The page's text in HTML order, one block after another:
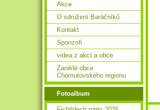
Akce
O sdružení Baráčníků
Kontakt
Sponzoři
videa z akcí a obce
Zaniklé obce
Chomutovského regionu
Fotoalbum